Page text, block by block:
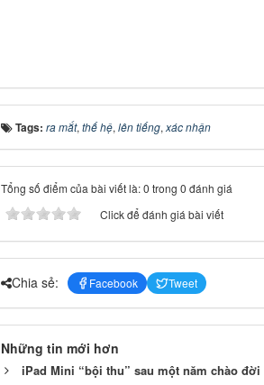
Tags: ra mắt, thế hệ, lên tiếng, xác nhận
Tổng số điểm của bài viết là: 0 trong 0 đánh giá
Click để đánh giá bài viết
Chia sẻ: Facebook Tweet
Những tin mới hơn
iPad Mini “bội thu” sau một năm chào đời